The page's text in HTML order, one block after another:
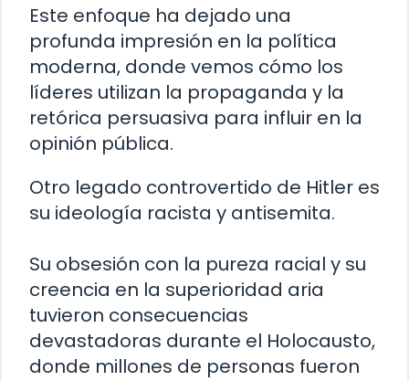
Este enfoque ha dejado una
profunda impresión en la política
moderna, donde vemos cómo los
líderes utilizan la propaganda y la
retórica persuasiva para influir en la
opinión pública.
Otro legado controvertido de Hitler es
su ideología racista y antisemita.
Su obsesión con la pureza racial y su
creencia en la superioridad aria
tuvieron consecuencias
devastadoras durante el Holocausto,
donde millones de personas fueron